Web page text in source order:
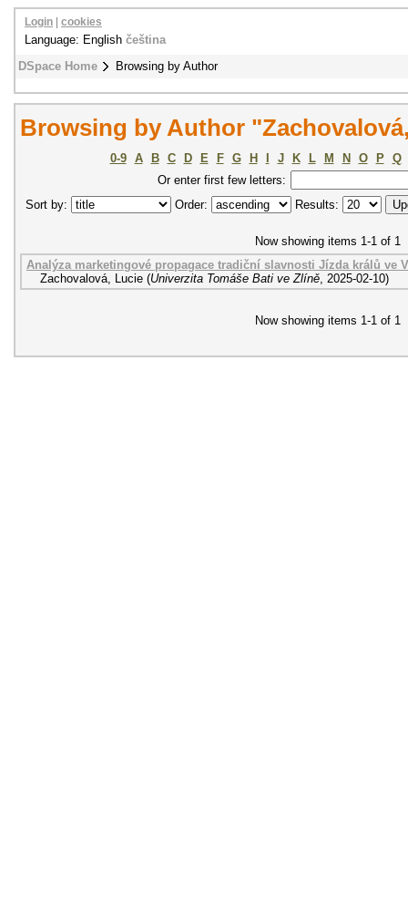
DSpace Home Browsing by Author
Login cookies
Language: English čeština
Browsing by Author
0-9 A B C D E F G H J K L M N O P
Q
Or enter first few letters:
Sort by:
Order: Results:
Now showing items 1-1 of 1
Analýza marketingové propagace tradiční slavnosti Jízda králů ve
Zachovalová, Lucie (Univerzita Tomáše Bati ve Zlíně, 2025-02-10)
Now showing items 1-1 of 1